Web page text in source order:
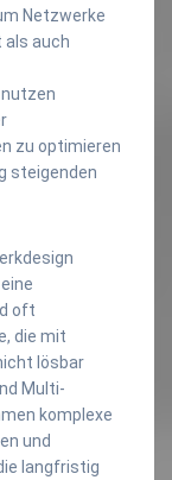
Netzwerke
auch
zu optimieren
steigenden
oft
die mit
lösbar
Multi-
komplexe
und
langfristig